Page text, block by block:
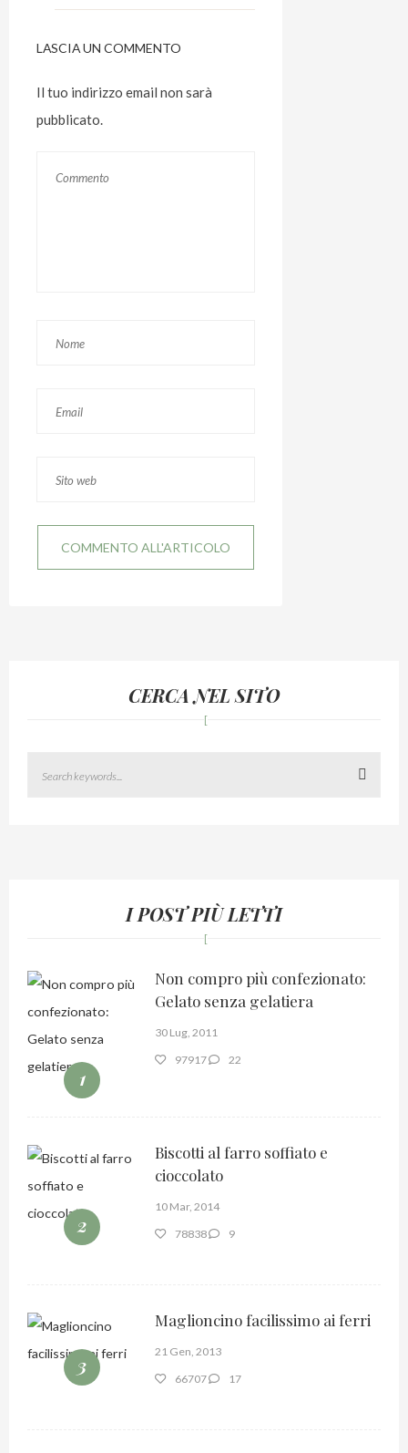
LASCIA UN COMMENTO
Il tuo indirizzo email non sarà
pubblicato.
CERCA NEL SITO
Search
I POST PIÙ LETTI
1
Non compro più confezionato:
Gelato senza gelatiera
30 Lug, 2011
97917
22
2
Biscotti al farro soffiato e
cioccolato
10 Mar, 2014
78838
9
3
Maglioncino facilissimo ai ferri
21 Gen, 2013
66707
17